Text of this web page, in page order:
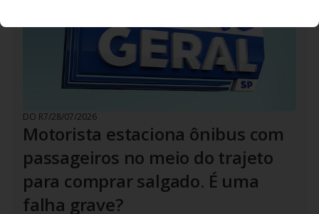
DO R7/28/07/2026
Motorista estaciona ônibus com
passageiros no meio do trajeto
para comprar salgado. É uma
falha grave?